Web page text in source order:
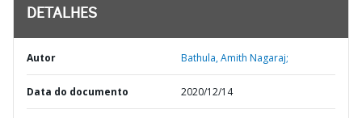
DETALHES
Autor Bathula, Amith Nagaraj;
Data do documento 2020/12/14